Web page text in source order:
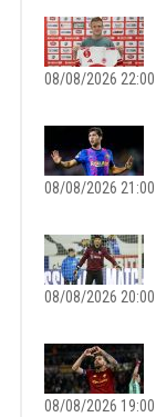
08/08/2026 22:00
08/08/2026 21:00
08/08/2026 20:00
08/08/2026 19:00